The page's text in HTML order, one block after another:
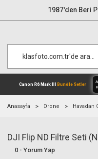
1987'den Beri
Canon R6 Mark III
Anasayfa Drone Havadan
DJI Flip ND Filtre Seti
0 - Yorum Yap